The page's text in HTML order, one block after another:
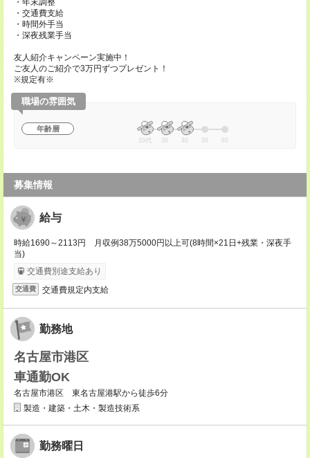
・年末調整
・交通費支給
・時間外手当
・深夜残業手当
友人紹介キャンペーン実施中！
ご友人のご紹介で3万円ずつプレゼント！
※規定有※
職場の雰囲気
年齢層
20代 30 40 50 60
募集情報
給与
時給1690～2113円 月収例38万5000円以上可(8時間×21日+残業・深夜手
当)
交通費別途支給あり
交通費 交通費規定内支給
勤務地
名古屋市港区
車通勤OK
名古屋市港区 東名古屋港駅から徒歩6分
製造・建築・土木・製造技術系
勤務曜日